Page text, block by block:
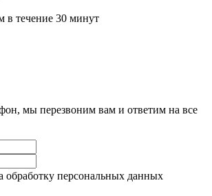
в течение 30 минут
мы перезвоним вам и ответим на все
обработку персональных данных